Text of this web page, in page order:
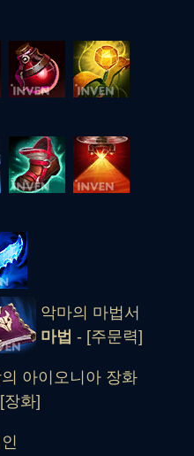
악마의 마법서
마법 - [주문력]
아이오니아 장화
화]